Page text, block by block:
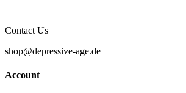
Contact Us
shop@depressive-age.de
Account